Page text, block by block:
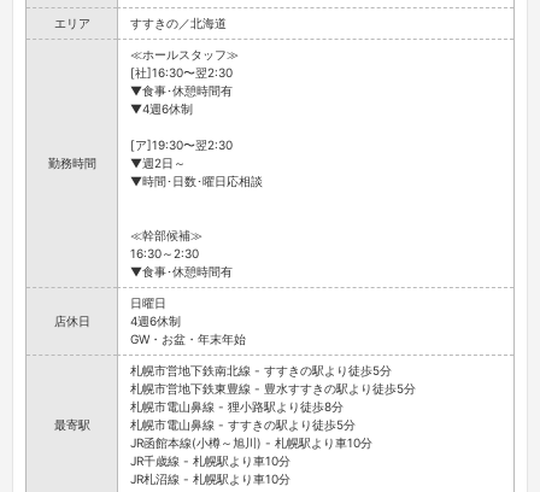
エリア すすきの／北海道
勤務時間
≪ホールスタッフ≫
[社]16:30〜翌2:30
▼食事･休憩時間有
▼4週6休制
[ア]19:30〜翌2:30
▼週2日～
▼時間･日数･曜日応相談
≪幹部候補≫
16:30～2:30
▼食事･休憩時間有
店休日
日曜日
4週6休制
GW・お盆・年末年始
最寄駅
札幌市営地下鉄南北線 - すすきの駅より徒歩5分
札幌市営地下鉄東豊線 - 豊水すすきの駅より徒歩5分
札幌市電山鼻線 - 狸小路駅より徒歩8分
札幌市電山鼻線 - すすきの駅より徒歩5分
JR函館本線(小樽～旭川) - 札幌駅より車10分
JR千歳線 - 札幌駅より車10分
JR札沼線 - 札幌駅より車10分